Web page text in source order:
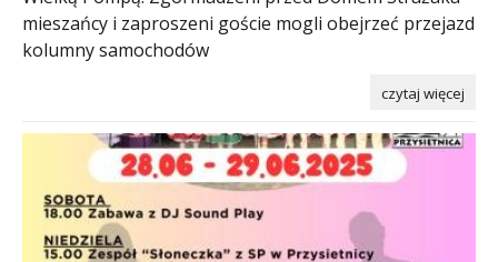
mieszańcy i zaproszeni goście mogli obejrzeć przejazd
kolumny samochodów
czytaj więcej